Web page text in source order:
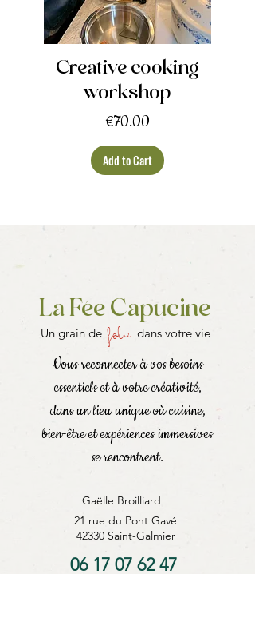
Creative cooking
workshop
Price
€70.00
Add to Cart
La Fée Capucine
Un grain de folie dans votre vie
Vous reconnecter à vos besoins
essentiels et à votre créativité,
dans un lieu unique où cuisine,
bien-être et expériences immersives
se rencontrent.
Gaëlle Broilliard
21 rue du Pont Gavé
42330 Saint-Galmier
06 17 07 62 47